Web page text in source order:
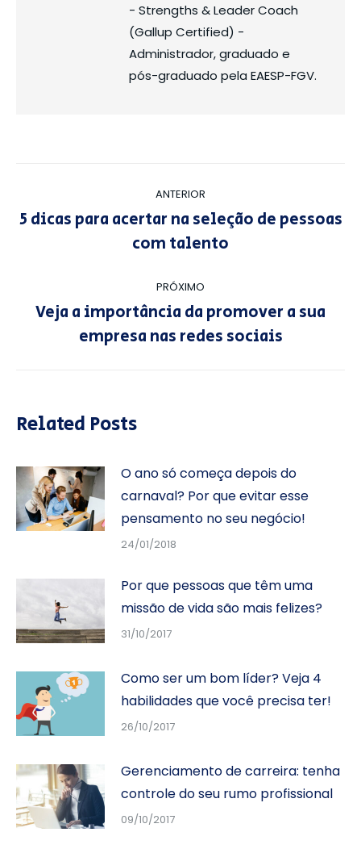
- Strengths & Leader Coach
(Gallup Certified) -
Administrador, graduado e
pós-graduado pela EAESP-FGV.
de
ANTERIOR
Post
anterior:
5 dicas para acertar na seleção de pessoas
com talento
PRÓXIMO
Próximo
post:
Veja a importância da promover a sua
empresa nas redes sociais
Related Posts
O ano só começa depois do
carnaval? Por que evitar esse
pensamento no seu negócio!
24/01/2018
Por que pessoas que têm uma
missão de vida são mais felizes?
31/10/2017
Como ser um bom líder? Veja 4
habilidades que você precisa ter!
26/10/2017
Gerenciamento de carreira: tenha
controle do seu rumo profissional
09/10/2017